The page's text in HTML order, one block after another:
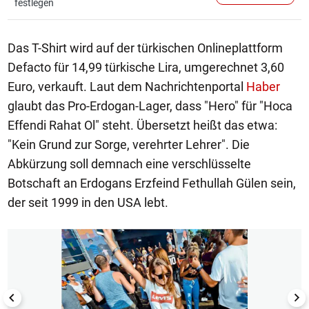
festlegen
Das T-Shirt wird auf der türkischen Onlineplattform
Defacto für 14,99 türkische Lira, umgerechnet 3,60
Euro, verkauft. Laut dem Nachrichtenportal Haber
glaubt das Pro-Erdogan-Lager, dass "Hero" für "Hoca
Effendi Rahat Ol" steht. Übersetzt heißt das etwa:
"Kein Grund zur Sorge, verehrter Lehrer". Die
Abkürzung soll demnach eine verschlüsselte
Botschaft an Erdogans Erzfeind Fethullah Gülen sein,
der seit 1999 in den USA lebt.
1/4